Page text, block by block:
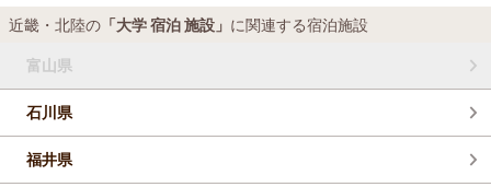
そんな施設のなかで滋賀県立びわ湖こどもの国では、体験
できる催しがた
近畿・北陸の 「大学 宿泊 施設」 に関連する宿泊施設
富山県
石川県
福井県